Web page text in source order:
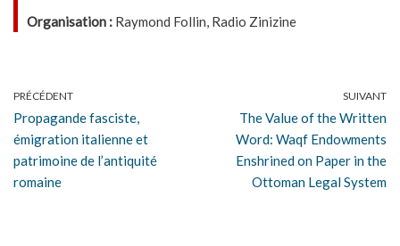
Organisation : Raymond Follin, Radio Zinizine
PRÉCÉDENT
Propagande fasciste,
émigration italienne et
patrimoine de l’antiquité
romaine
SUIVANT
The Value of the Written
Word: Waqf Endowments
Enshrined on Paper in the
Ottoman Legal System